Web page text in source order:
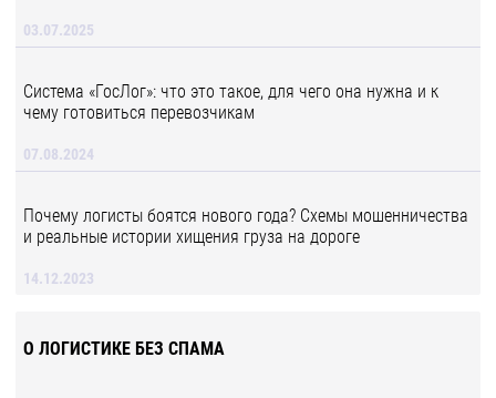
03.07.2025
Система «ГосЛог»: что это такое, для чего она нужна и к
чему готовиться перевозчикам
07.08.2024
Почему логисты боятся нового года? Схемы мошенничества
и реальные истории хищения груза на дороге
14.12.2023
О ЛОГИСТИКЕ БЕЗ СПАМА